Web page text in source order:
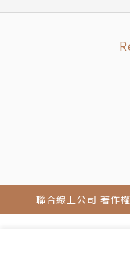
聯合線上公司 著作